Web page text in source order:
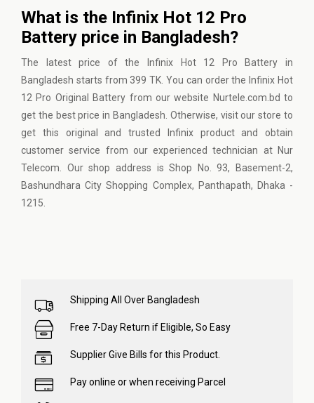
What is the Infinix Hot 12 Pro
Battery price in Bangladesh?
The latest price of the Infinix Hot 12 Pro Battery in
Bangladesh starts from 399 TK. You can order the Infinix Hot
12 Pro Original Battery from our website Nurtele.com.bd to
get the best price in Bangladesh. Otherwise, visit our store to
get this original and trusted Infinix product and obtain
customer service from our experienced technician at Nur
Telecom. Our shop address is Shop No. 93, Basement-2,
Bashundhara City Shopping Complex, Panthapath, Dhaka -
1215.
Shipping All Over Bangladesh
Free 7-Day Return if Eligible, So Easy
Supplier Give Bills for this Product.
Pay online or when receiving Parcel